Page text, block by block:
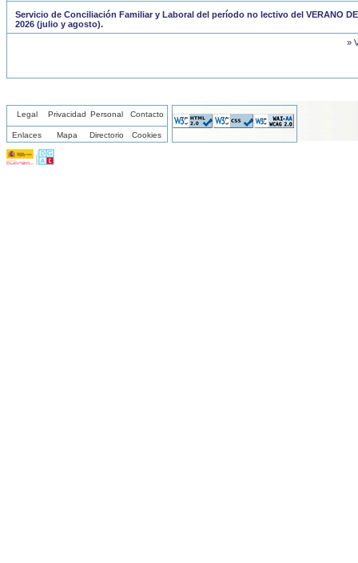
Servicio de Conciliación Familiar y Laboral del período no lectivo del VERANO DE
2026 (julio y agosto).
»
Legal Privacidad Personal Contacto
Enlaces Mapa Directorio Cookies